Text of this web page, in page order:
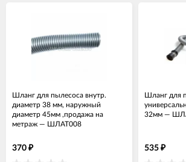
Шланг для пылесоса внутр.
диаметр 38 мм, наружный
диаметр 45мм ,продажа на
метраж — ШЛАТ008
370 ₽
Шланг для
32мм —
535 ₽